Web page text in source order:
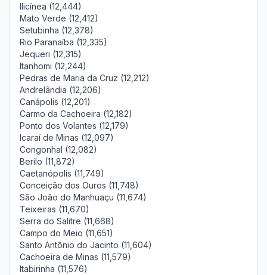
Ilicínea (12,444)
Mato Verde (12,412)
Setubinha (12,378)
Rio Paranaíba (12,335)
Jequeri (12,315)
Itanhomi (12,244)
Pedras de Maria da Cruz (12,212)
Andrelândia (12,206)
Canápolis (12,201)
Carmo da Cachoeira (12,182)
Ponto dos Volantes (12,179)
Icaraí de Minas (12,097)
Congonhal (12,082)
Berilo (11,872)
Caetanópolis (11,749)
Conceição dos Ouros (11,748)
São João do Manhuaçu (11,674)
Teixeiras (11,670)
Serra do Salitre (11,668)
Campo do Meio (11,651)
Santo Antônio do Jacinto (11,604)
Cachoeira de Minas (11,579)
Itabirinha (11,576)